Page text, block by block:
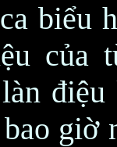
biểu
của
điệu
giờ